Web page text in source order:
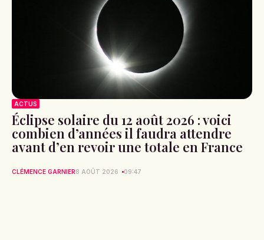
ACTUS
Éclipse solaire du 12 août 2026 : voici
combien d’années il faudra attendre
avant d’en revoir une totale en France
CLÉMENCE GARNIER8 AOÛT 2026 09:47